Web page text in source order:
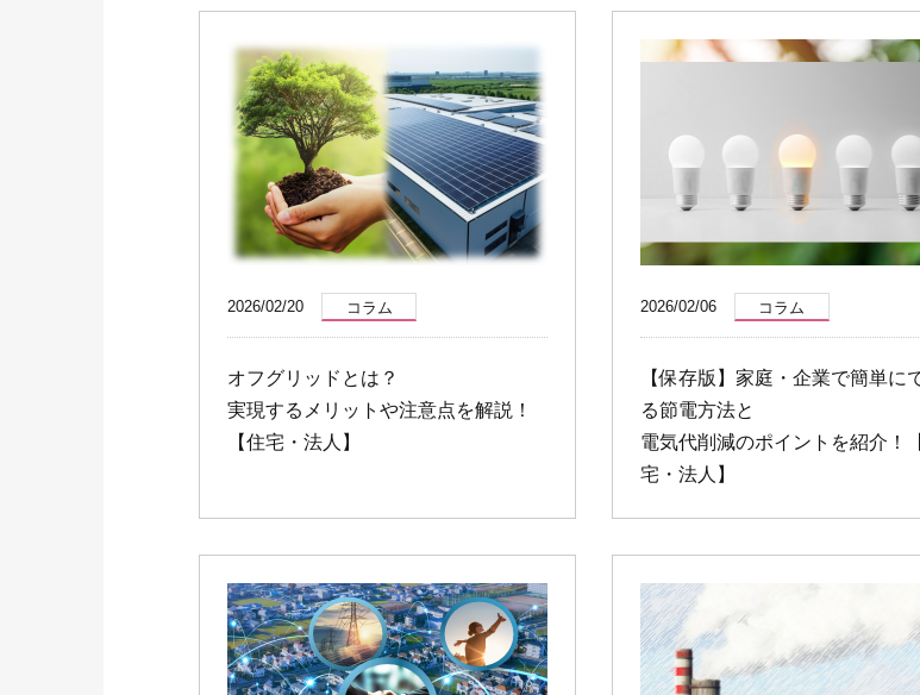
2026/02/20 コラム
オフグリッドとは？
実現するメリットや注意点を解説！
【住宅・法人】
2026/02/06 コラム
【保存版】家庭・企業で簡単に
る節電方法と
電気代削減のポイントを紹介！
宅・法人】